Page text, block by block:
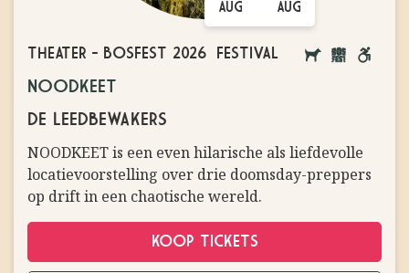
THEATER - BOSFEST 2026 FESTIVAL
AANGELIJNDE
BOSFEST
NOODKEET
DE LEEDBEWAKERS
NOODKEET is een even hilarische als liefdevolle
locatievoorstelling over drie doomsday-preppers
op drift in een chaotische wereld.
AUG AUG
KOOP TICKETS